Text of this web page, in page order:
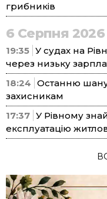
грибників
6 Серпня 2026
19:35 У судах на
через низьку
18:24 Останню шану
захисникам
17:37 У Рівному
експлуатацію